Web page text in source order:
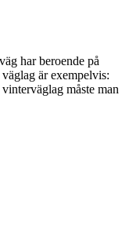
har beroende på
är exempelvis:
måste man